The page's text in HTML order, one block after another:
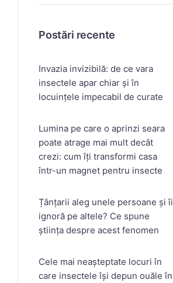
Postări recente
Invazia invizibilă: de ce vara
insectele apar chiar și în
locuințele impecabil de curate
Lumina pe care o aprinzi seara
poate atrage mai mult decât
crezi: cum îți transformi casa
într-un magnet pentru insecte
Țânțarii aleg unele persoane și îi
ignoră pe altele? Ce spune
știința despre acest fenomen
Cele mai neașteptate locuri în
care insectele își depun ouăle în